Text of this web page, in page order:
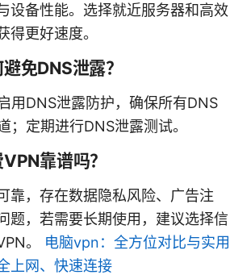
设备性能。选择就近服务器和高效
得更好速度。
免DNS泄露？
用DNS泄露防护，确保所有DNS
；定期进行DNS泄露测试。
靠谱吗？
靠，存在数据隐私风险、广告注
题，若需要长期使用，建议选择信
。 电脑vpn：全方位对比与实用
上网、快速连接